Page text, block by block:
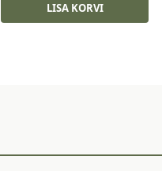
LISA KORVI